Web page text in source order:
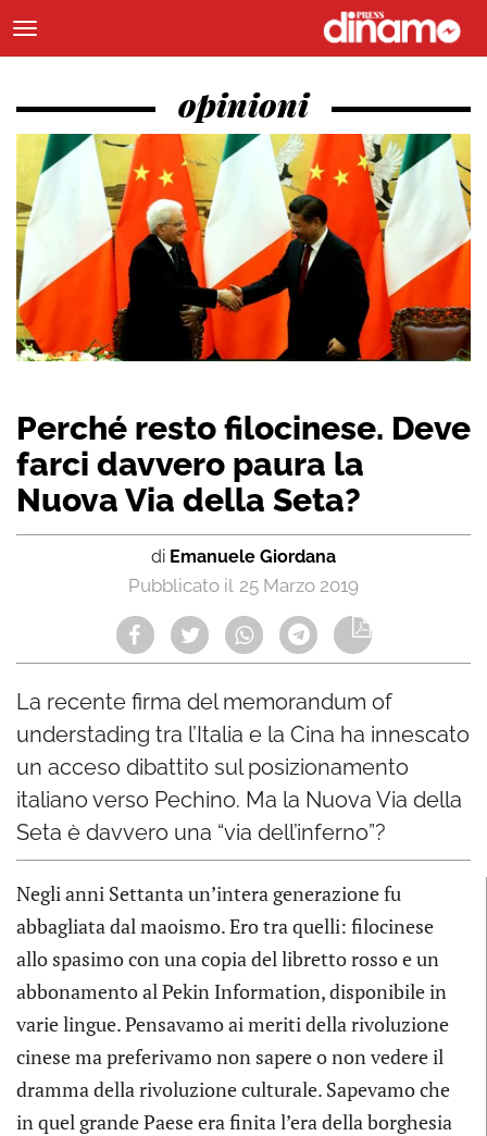
opinioni
Perché resto filocinese. Deve
farci davvero paura la
Nuova Via della Seta?
di Emanuele Giordana
25 Marzo 2019
La recente firma del memorandum of
understading tra l’Italia e la Cina ha innescato
un acceso dibattito sul posizionamento
italiano verso Pechino. Ma la Nuova Via della
Seta è davvero una “via dell’inferno”?
Negli anni Settanta un’intera generazione fu
abbagliata dal maoismo. Ero tra quelli: filocinese
allo spasimo con una copia del libretto rosso e un
abbonamento al Pekin Information, disponibile in
varie lingue. Pensavamo ai meriti della rivoluzione
cinese ma preferivamo non sapere o non vedere il
dramma della rivoluzione culturale. Sapevamo che
in quel grande Paese era finita l’era della borghesia